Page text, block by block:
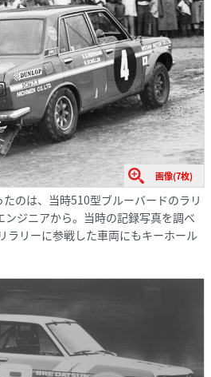
画像(7枚)
のは、当時510型ブルーバードのラリ
ジニアから。当時の記録写真を調べ
ラリーに参戦した車両にもキーホール